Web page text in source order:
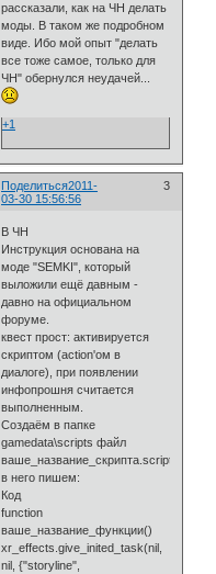
рассказали, как на ЧН делать
моды. В таком же подробном
виде. Ибо мой опыт "делать
все тоже самое, только для
ЧН" обернулся неудачей...
+1
Поделиться 3
2011-
03-30 15:56:56
В ЧН
Инструкция основана на
моде "SEMKI", который
выложили ещё давным -
давно на официальном
форуме.
квест прост: активируется
скриптом (action'ом в
диалоге), при появлении
инфопрошня считается
выполненным.
Создаём в папке
gamedata\scripts файл
ваше_название_скрипта.script,
в него пишем:
Код
function
ваше_название_функции()
xr_effects.give_inited_task(nil,
nil, {"storyline",